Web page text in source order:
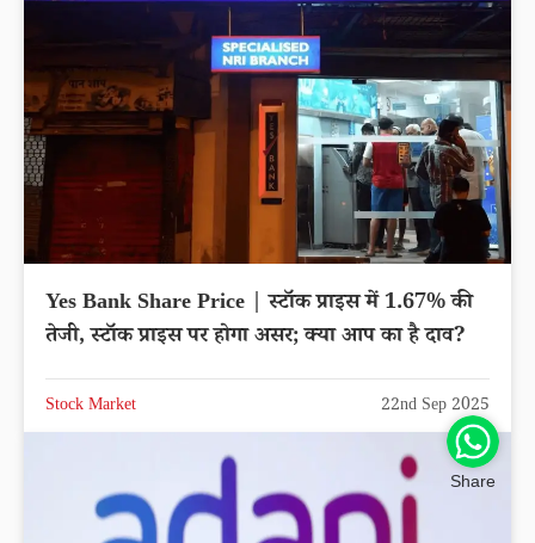
Yes Bank Share Price | स्टॉक प्राइस में 1.67% की
तेजी, स्टॉक प्राइस पर होगा असर; क्या आप का है दाव?
Stock Market 22nd Sep 2025
Share